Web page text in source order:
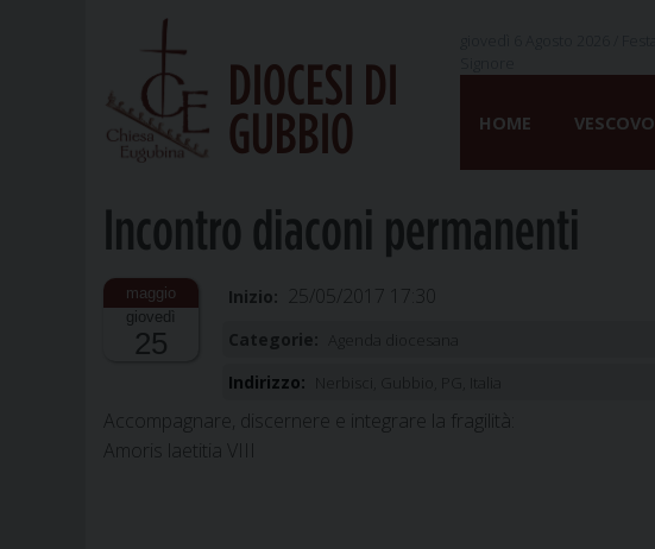
DIOCESI DI
GUBBIO
HOME VESCOVO
Incontro diaconi permanenti
giovedì
25
Inizio: 25/05/2017 17:30
Categorie:
Indirizzo:
Accompagnare, discernere e integrare la fragilità:
Amoris laetitia VIII